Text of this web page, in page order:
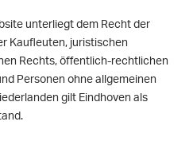
unterliegt dem Recht der
Kaufleuten, juristischen
Rechts, öffentlich-rechtlichen
Personen ohne allgemeinen
gilt Eindhoven als